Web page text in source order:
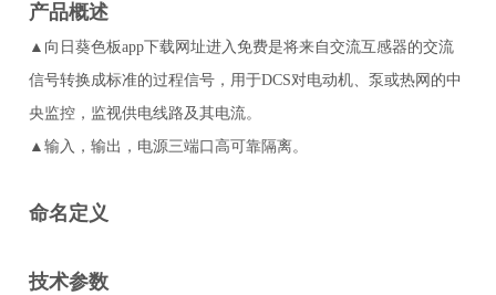
产品概述
▲向日葵色板app下载网址进入免费是将来自交流互感器的交流
信号转换成标准的过程信号，用于DCS对电动机、泵或热网的中
央监控，监视供电线路及其电流。
▲输入，输出，电源三端口高可靠隔离。
命名定义
技术参数